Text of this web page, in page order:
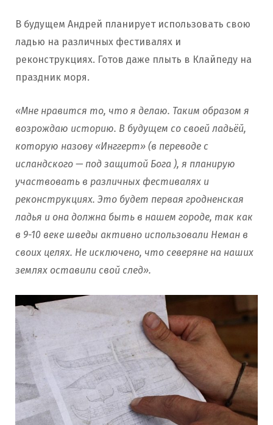
В будущем Андрей планирует использовать свою
ладью на различных фестивалях и
реконструкциях. Готов даже плыть в Клайпеду на
праздник моря.
«Мне нравится то, что я делаю. Таким образом я
возрождаю историю. В будущем со своей ладьёй,
которую назову «Инггерт» (в переводе с
исландского — под защитой Бога ), я планирую
участвовать в различных фестивалях и
реконструкциях. Это будет первая гродненская
ладья и она должна быть в нашем городе, так как
в 9-10 веке шведы активно использовали Неман в
своих целях. Не исключено, что северяне на наших
землях оставили свой след».